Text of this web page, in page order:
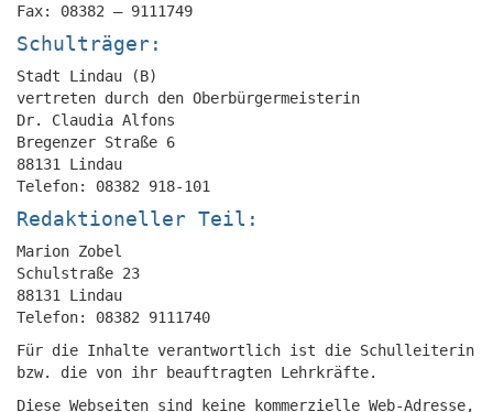
Fax: 08382 – 9111749
Schulträger:
Stadt Lindau (B)
vertreten durch den Oberbürgermeisterin
Dr. Claudia Alfons
Bregenzer Straße 6
88131 Lindau
Telefon: 08382 918-101
Redaktioneller Teil:
Marion Zobel
Schulstraße 23
88131 Lindau
Telefon: 08382 9111740
Für die Inhalte verantwortlich ist die Schulleiterin
bzw. die von ihr beauftragten Lehrkräfte.
Diese Webseiten sind keine kommerzielle Web-Adresse,